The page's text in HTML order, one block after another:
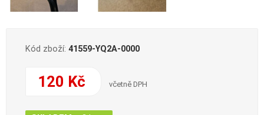
Kód zboží: 41559-YQ2A-0000
120 Kč včetně DPH